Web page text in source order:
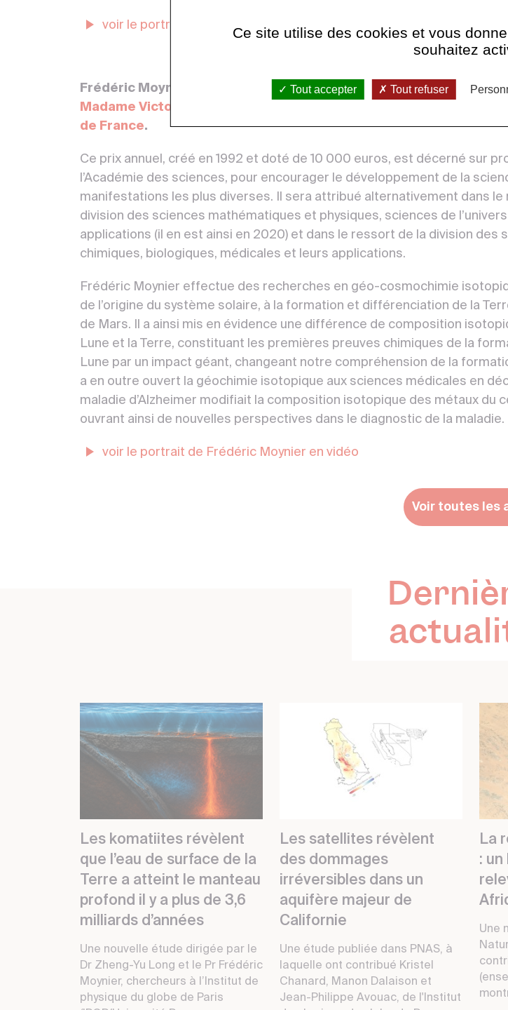
voir le portrait de Philippe Lognonné en vidéo
Frédéric Moynier, professeur Université de Paris à l’IPGP, reçoit le
Madame Victor Noury, née Catherine Victoire Langlois – Fondation
de France.
Ce prix annuel, créé en 1992 et doté de 10 000 euros, est décerné sur
l’Académie des sciences, pour encourager le développement de la
manifestations les plus diverses. Il sera attribué alternativement dans le
division des sciences mathématiques et physiques, sciences de
applications (il en est ainsi en 2020) et dans le ressort de la division des
chimiques, biologiques, médicales et leurs applications.
Frédéric Moynier effectue des recherches en géo-cosmochimie
de l’origine du système solaire, à la formation et différenciation de la
de Mars. Il a ainsi mis en évidence une différence de composition
Lune et la Terre, constituant les premières preuves chimiques de la
Lune par un impact géant, changeant notre compréhension de la
a en outre ouvert la géochimie isotopique aux sciences médicales en
maladie d’Alzheimer modifiait la composition isotopique des métaux du
ouvrant ainsi de nouvelles perspectives dans le diagnostic de la maladie.
voir le portrait de Frédéric Moynier en vidéo
Voir toutes les
Les komatiites révèlent
que l’eau de surface de la
Terre a atteint le manteau
profond il y a plus de 3,6
milliards d’années
Une nouvelle étude dirigée par le
Dr Zheng-Yu Long et le Pr Frédéric
Moynier, chercheurs à l’Institut de
physique du globe de Paris
Les satellites révèlent
des dommages
irréversibles dans un
aquifère majeur de
Californie
Une étude publiée dans PNAS, à
laquelle ont contribué Kristel
Chanard, Manon Dalaison et
Jean-Philippe Avouac, de l'Institut
La
:
Une
Ce site utilise des cookies et vous
souhaitez
Tout accepter Tout refuser